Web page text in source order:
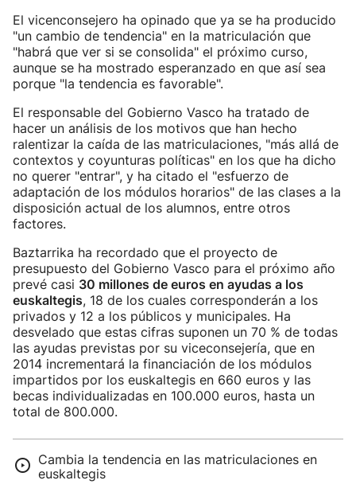
El vicenconsejero ha opinado que ya se ha producido
"un cambio de tendencia" en la matriculación que
"habrá que ver si se consolida" el próximo curso,
aunque se ha mostrado esperanzado en que así sea
porque "la tendencia es favorable".
El responsable del Gobierno Vasco ha tratado de
hacer un análisis de los motivos que han hecho
ralentizar la caída de las matriculaciones, "más allá de
contextos y coyunturas políticas" en los que ha dicho
no querer "entrar", y ha citado el "esfuerzo de
adaptación de los módulos horarios" de las clases a la
disposición actual de los alumnos, entre otros
factores.
Baztarrika ha recordado que el proyecto de
presupuesto del Gobierno Vasco para el próximo año
prevé casi 30 millones de euros en ayudas a los
euskaltegis, 18 de los cuales corresponderán a los
privados y 12 a los públicos y municipales. Ha
desvelado que estas cifras suponen un 70 % de todas
las ayudas previstas por su viceconsejería, que en
2014 incrementará la financiación de los módulos
impartidos por los euskaltegis en 660 euros y las
becas individualizadas en 100.000 euros, hasta un
total de 800.000.
Cambia la tendencia en las matriculaciones en
euskaltegis